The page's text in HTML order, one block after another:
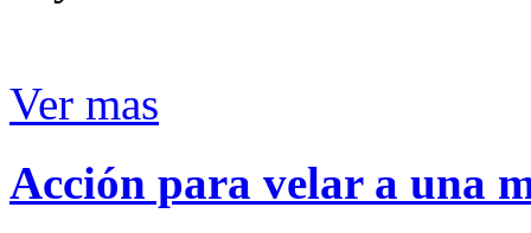
Ver mas
Acción para velar a una